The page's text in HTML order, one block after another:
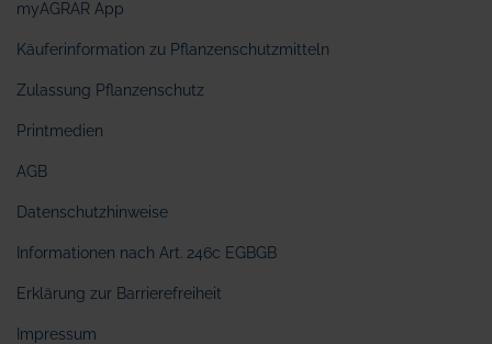
myAGRAR App
Käuferinformation zu Pflanzenschutzmitteln
Zulassung Pflanzenschutz
Printmedien
AGB
Datenschutzhinweise
Informationen nach Art. 246c EGBGB
Erklärung zur Barrierefreiheit
Impressum